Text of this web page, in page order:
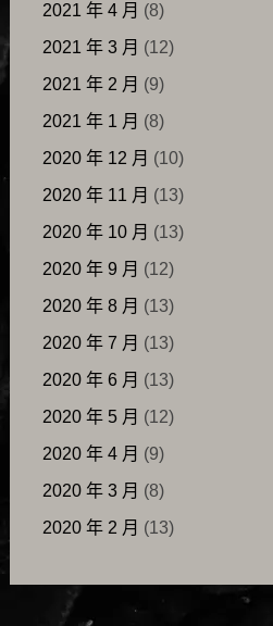
2021 年 4 月 (8)
2021 年 3 月 (12)
2021 年 2 月 (9)
2021 年 1 月 (8)
2020 年 12 月 (10)
2020 年 11 月 (13)
2020 年 10 月 (13)
2020 年 9 月 (12)
2020 年 8 月 (13)
2020 年 7 月 (13)
2020 年 6 月 (13)
2020 年 5 月 (12)
2020 年 4 月 (9)
2020 年 3 月 (8)
2020 年 2 月 (13)